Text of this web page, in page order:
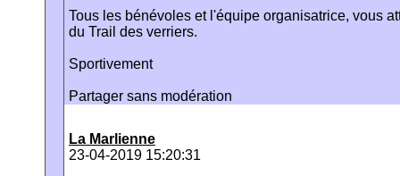
Tous les bénévoles et l'équipe organisatrice, vous
du Trail des verriers.
Sportivement
Partager sans modération
La Marlienne
23-04-2019 15:20:31